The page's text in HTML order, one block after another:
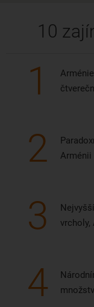
10
1
2
Arménii
3
vrcholy,
4